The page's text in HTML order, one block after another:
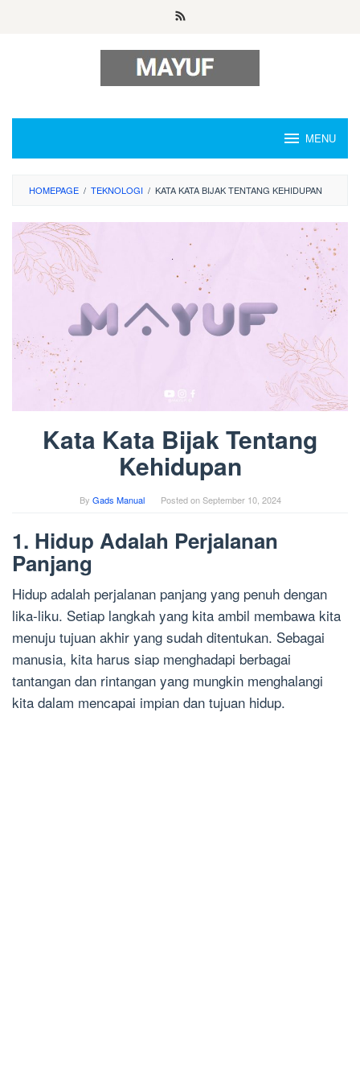
MENU
HOMEPAGE / TEKNOLOGI / KATA KATA BIJAK TENTANG KEHIDUPAN
Kata Kata Bijak Tentang
Kehidupan
By Gads Manual Posted onSeptember 10, 2024
1. Hidup Adalah Perjalanan
Panjang
Hidup adalah perjalanan panjang yang penuh dengan
lika-liku. Setiap langkah yang kita ambil membawa kita
menuju tujuan akhir yang sudah ditentukan. Sebagai
manusia, kita harus siap menghadapi berbagai
tantangan dan rintangan yang mungkin menghalangi
kita dalam mencapai impian dan tujuan hidup.